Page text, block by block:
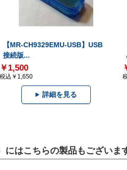
【MR-CH9329EMU-USB】USB
接続版...
￥1,500
税込￥1,650
詳細を見る
はこちらの製品もございま